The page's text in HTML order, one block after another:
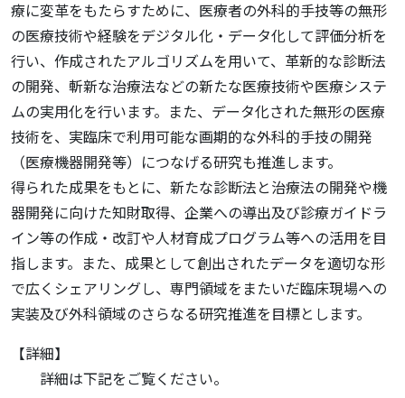
療に変革をもたらすために、医療者の外科的手技等の無形
の医療技術や経験をデジタル化・データ化して評価分析を
行い、作成されたアルゴリズムを用いて、革新的な診断法
の開発、斬新な治療法などの新たな医療技術や医療システ
ムの実用化を行います。また、データ化された無形の医療
技術を、実臨床で利用可能な画期的な外科的手技の開発
（医療機器開発等）につなげる研究も推進します。
得られた成果をもとに、新たな診断法と治療法の開発や機
器開発に向けた知財取得、企業への導出及び診療ガイドラ
イン等の作成・改訂や人材育成プログラム等への活用を目
指します。また、成果として創出されたデータを適切な形
で広くシェアリングし、専門領域をまたいだ臨床現場への
実装及び外科領域のさらなる研究推進を目標とします。
【詳細】
詳細は下記をご覧ください。